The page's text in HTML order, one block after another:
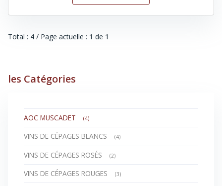
Total : 4 / Page actuelle : 1 de 1
les Catégories
AOC MUSCADET (4)
VINS DE CÉPAGES BLANCS (4)
VINS DE CÉPAGES ROSÉS (2)
VINS DE CÉPAGES ROUGES (3)